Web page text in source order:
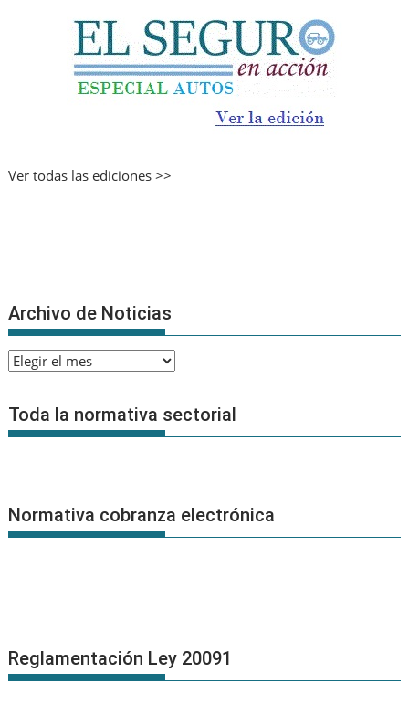
Ver todas las ediciones >>
Archivo de Noticias
Archivo
Noticias
Toda la normativa sectorial
Normativa cobranza electrónica
Reglamentación Ley 20091